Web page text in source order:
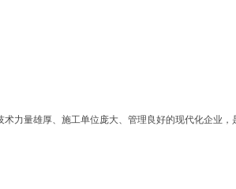
力量雄厚、施工单位庞大、管理良好的现代化企业，